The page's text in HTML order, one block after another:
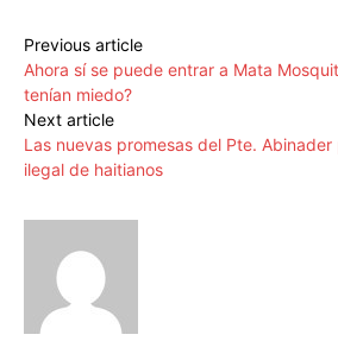
Previous article
Ahora sí se puede entrar a Mata
tenían miedo?
Next article
Las nuevas promesas del Pte.
ilegal de haitianos